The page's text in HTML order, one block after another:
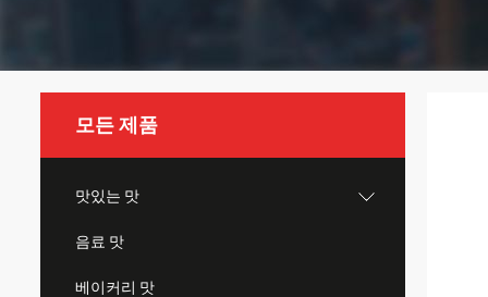
모든 제품
맛있는 맛
음료 맛
베이커리 맛